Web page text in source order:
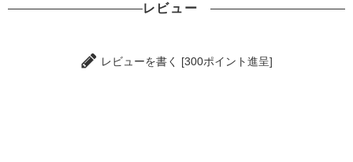
レビュー
レビューを書く [300ポイント進呈]